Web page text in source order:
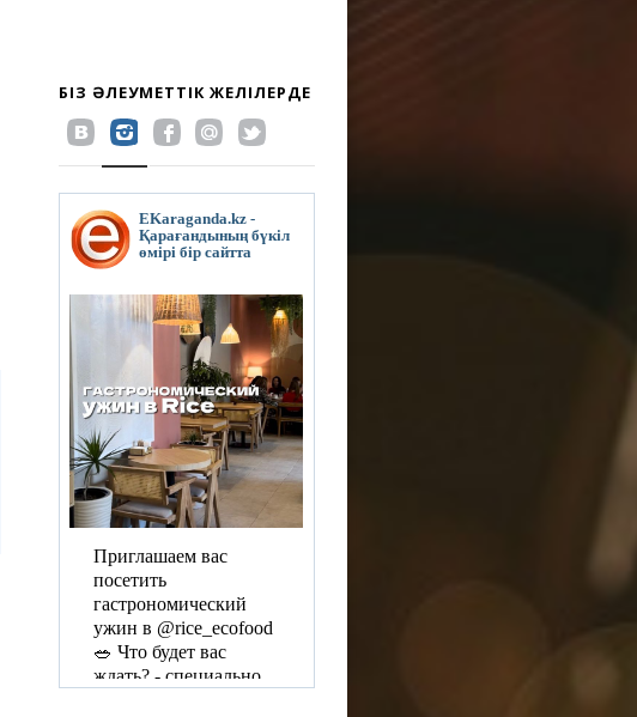
БІЗ ӘЛЕУМЕТТІК ЖЕЛІЛЕРДЕ
EKaraganda.kz -
Қарағандының бүкіл
өмірі бір сайтта